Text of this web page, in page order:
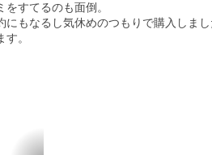
をすてるのも面倒。
にもなるし気休めのつもりで購入しま
。